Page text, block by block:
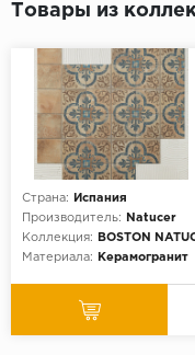
Товары из
Страна:
Испания
Производитель:
Natucer
Коллекция:
BOSTON
Материала:
Керамогранит